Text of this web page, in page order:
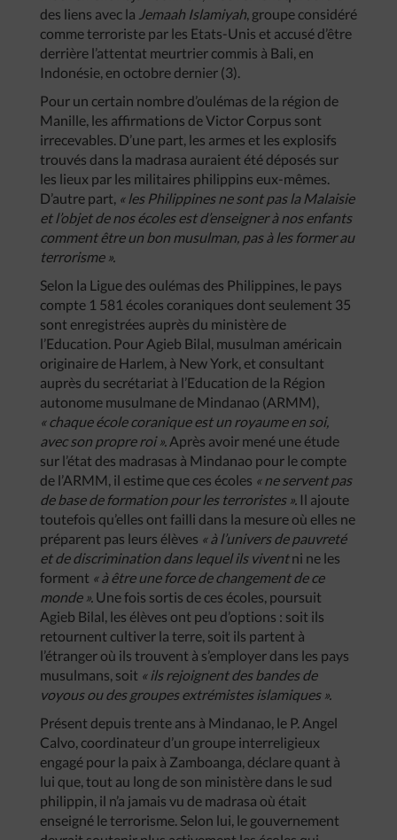
des liens avec la Jemaah Islamiyah, groupe considéré
comme terroriste par les Etats-Unis et accusé d’être
derrière l’attentat meurtrier commis à Bali, en
Indonésie, en octobre dernier (3).
Pour un certain nombre d’oulémas de la région de
Manille, les affirmations de Victor Corpus sont
irrecevables. D’une part, les armes et les explosifs
trouvés dans la madrasa auraient été déposés sur
les lieux par les militaires philippins eux-mêmes.
D’autre part, « les Philippines ne sont pas la Malaisie
et l’objet de nos écoles est d’enseigner à nos enfants
comment être un bon musulman, pas à les former au
terrorisme ».
Selon la Ligue des oulémas des Philippines, le pays
compte 1 581 écoles coraniques dont seulement 35
sont enregistrées auprès du ministère de
l’Education. Pour Agieb Bilal, musulman américain
originaire de Harlem, à New York, et consultant
auprès du secrétariat à l’Education de la Région
autonome musulmane de Mindanao (ARMM),
« chaque école coranique est un royaume en soi,
avec son propre roi ». Après avoir mené une étude
sur l’état des madrasas à Mindanao pour le compte
de l’ARMM, il estime que ces écoles « ne servent pas
de base de formation pour les terroristes ». Il ajoute
toutefois qu’elles ont failli dans la mesure où elles ne
préparent pas leurs élèves « à l’univers de pauvreté
et de discrimination dans lequel ils viventni ne les
forment « à être une force de changement de ce
monde ». Une fois sortis de ces écoles, poursuit
Agieb Bilal, les élèves ont peu d’options : soit ils
retournent cultiver la terre, soit ils partent à
l’étranger où ils trouvent à s’employer dans les pays
musulmans, soit « ils rejoignent des bandes de
voyous ou des groupes extrémistes islamiques ».
Présent depuis trente ans à Mindanao, le P. Angel
Calvo, coordinateur d’un groupe interreligieux
engagé pour la paix à Zamboanga, déclare quant à
lui que, tout au long de son ministère dans le sud
philippin, il n’a jamais vu de madrasa où était
enseigné le terrorisme. Selon lui, le gouvernement